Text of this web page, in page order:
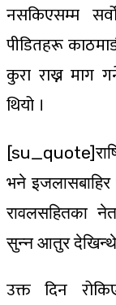
नसकिएसम्म
पीडितहरू
कुरा राख्न माग
थियो ।
भने
रावलसहितका
सुन्न आतुर
उक्त दिन